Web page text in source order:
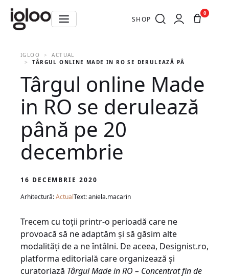
SHOP
0
IGLOO
ACTUAL
TÂRGUL ONLINE MADE IN RO SE DERULEAZĂ PÂNĂ PE 20
Târgul online Made
in RO se derulează
până pe 20
decembrie
16 DECEMBRIE 2020
Arhitectură:ActualText: aniela.macarin
Trecem cu toții printr-o perioadă care ne
provoacă să ne adaptăm și să găsim alte
modalități de a ne întâlni. De aceea, Designist.ro,
platforma editorială care organizează și
curatoriază Târgul Made in RO – Concentrat fin de